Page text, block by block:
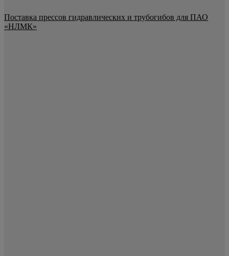
Поставка прессов гидравлических и трубогибов для ПАО
«НЛМК»